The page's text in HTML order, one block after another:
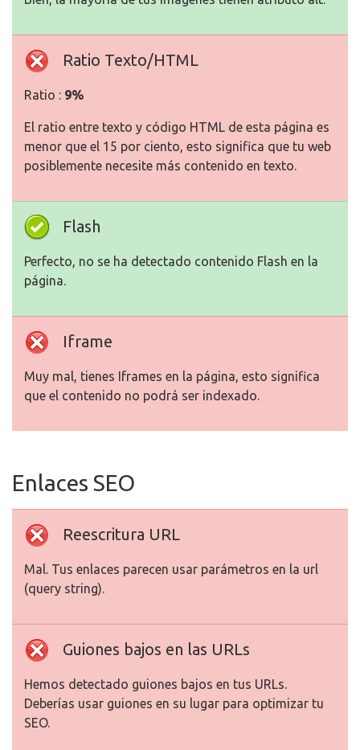
Ratio Texto/HTML
Ratio : 9%
El ratio entre texto y código HTML de esta página es
menor que el 15 por ciento, esto significa que tu web
posiblemente necesite más contenido en texto.
Flash
Perfecto, no se ha detectado contenido Flash en la
página.
Iframe
Muy mal, tienes Iframes en la página, esto significa
que el contenido no podrá ser indexado.
Enlaces SEO
Reescritura URL
Mal. Tus enlaces parecen usar parámetros en la url
(query string).
Guiones bajos en las URLs
Hemos detectado guiones bajos en tus URLs.
Deberías usar guiones en su lugar para optimizar tu
SEO.